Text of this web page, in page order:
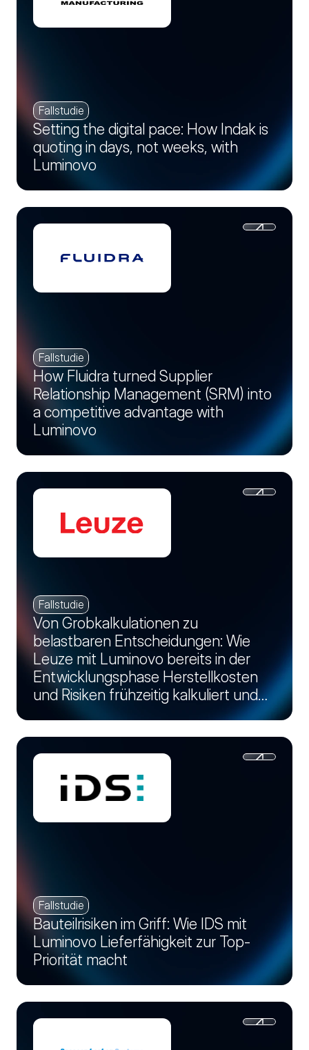
Fallstudie
Setting the digital pace: How Indak is
quoting in days, not weeks, with
Luminovo
Fallstudie
How Fluidra turned Supplier
Relationship Management (SRM) into
a competitive advantage with
Luminovo
Fallstudie
Von Grobkalkulationen zu
belastbaren Entscheidungen: Wie
Leuze mit Luminovo bereits in der
Entwicklungsphase Herstellkosten
und Risiken frühzeitig kalkuliert und
Fallstudie
Bauteilrisiken im Griff: Wie IDS mit
Luminovo Lieferfähigkeit zur Top-
Priorität macht